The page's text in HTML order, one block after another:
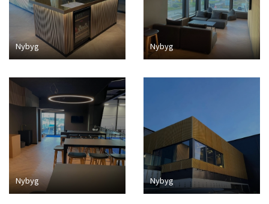
Nybyg Nybyg
Nybyg Nybyg